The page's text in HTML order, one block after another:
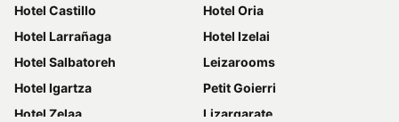
Hotel Castillo
Hotel Oria
Hotel Larrañaga
Hotel Izelai
Hotel Salbatoreh
Leizarooms
Hotel Igartza
Petit Goierri
Hotel Zelaa
Lizargarate